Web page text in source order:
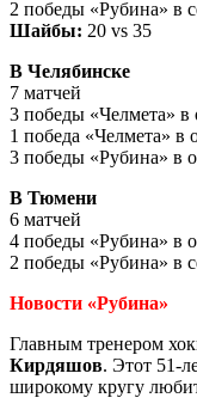
2 победы «Рубина» в
Шайбы: 20 vs 35
В Челябинске
7 матчей
3 победы «Челмета» в
1 победа «Челмета» в
3 победы «Рубина» в
В Тюмени
6 матчей
4 победы «Рубина» в
2 победы «Рубина» в
Новости «Рубина»
Главным тренером
Кирдяшов. Этот 51-
широкому кругу